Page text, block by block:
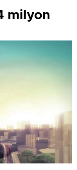
milyon